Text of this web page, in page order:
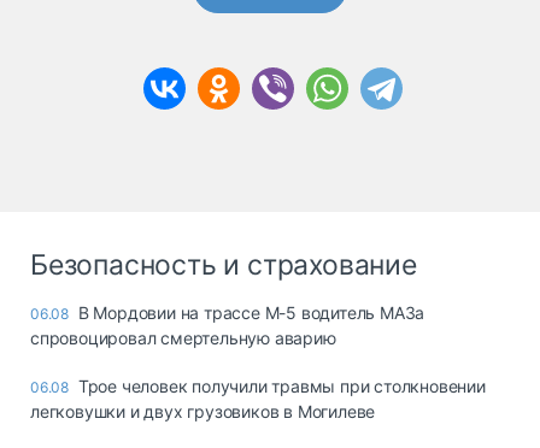
Безопасность и страхование
06.08 В Мордовии на трассе М-5 водитель МАЗа
спровоцировал смертельную аварию
06.08 Трое человек получили травмы при столкновении
легковушки и двух грузовиков в Могилеве